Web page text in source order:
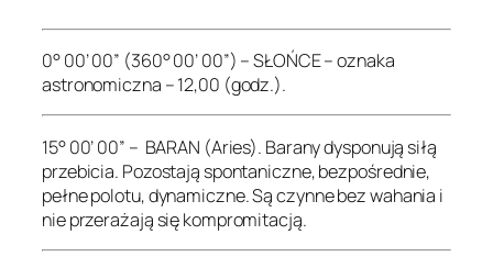
0° 00’ 00” (360° 00’ 00”) – SŁOŃCE – oznaka
astronomiczna – 12,00 (godz.).
15° 00’ 00” – BARAN (Aries). Barany dysponują siłą
przebicia. Pozostają spontaniczne, bezpośrednie,
pełne polotu, dynamiczne. Są czynne bez wahania i
nie przerażają się kompromitacją.